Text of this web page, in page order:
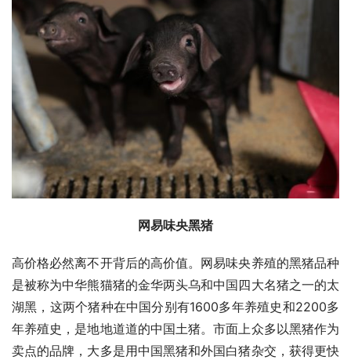
网易味央黑猪
高价格必然离不开背后的高价值。网易味央养殖的黑猪品种
是被称为中华熊猫猪的金华两头乌和中国四大名猪之一的太
湖黑，这两个猪种在中国分别有1600多年养殖史和2200多
年养殖史，是地地道道的中国土猪。市面上众多以黑猪作为
卖点的品牌，大多是用中国黑猪和外国白猪杂交，获得更快